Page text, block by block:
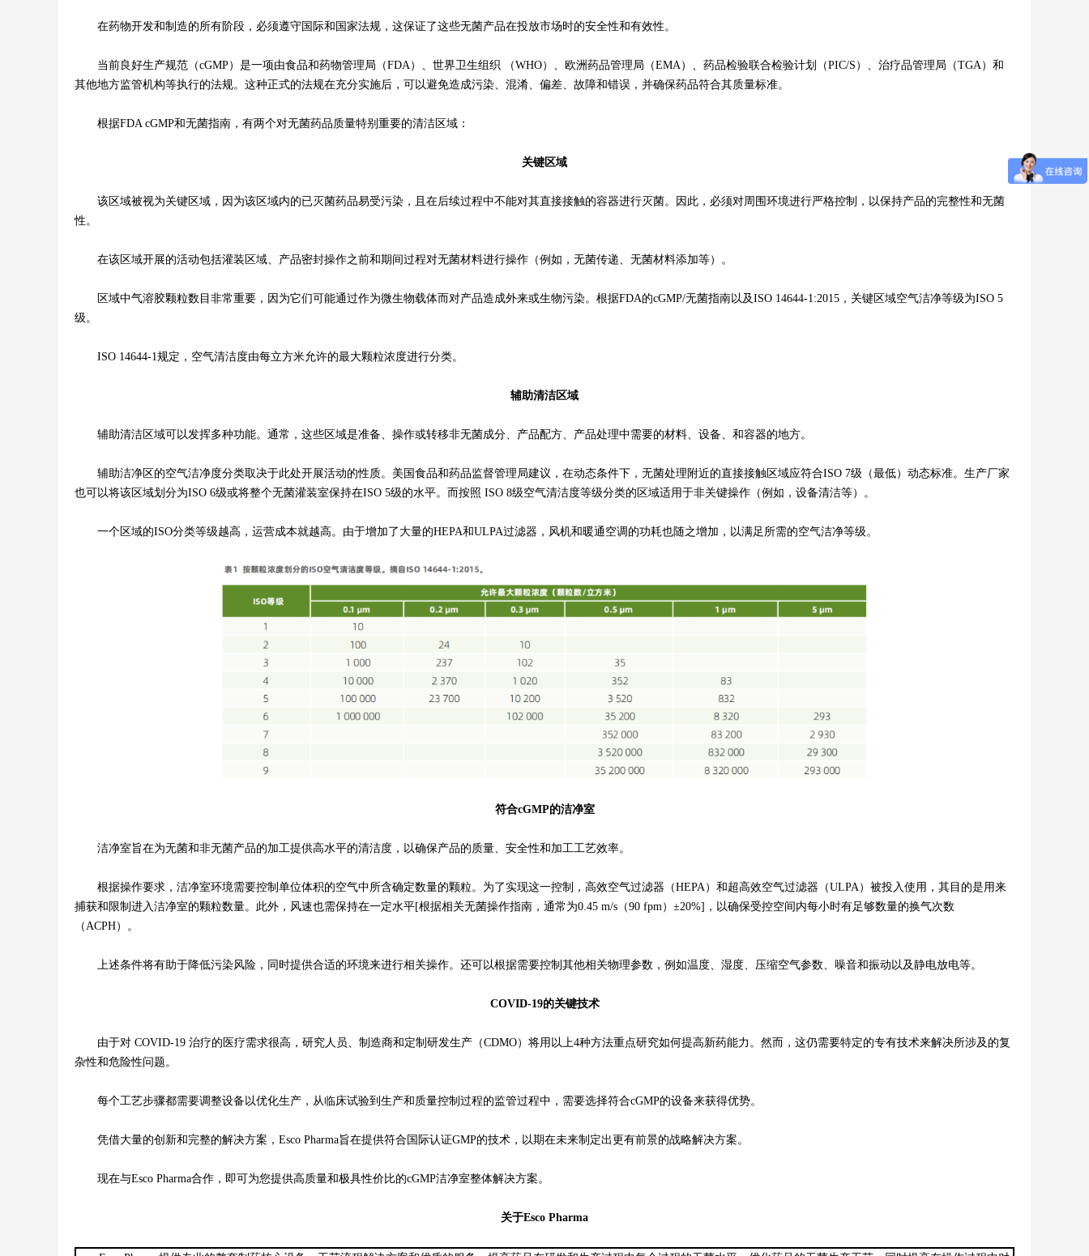
在药物开发和制造的所有阶段，必须遵守国际和国家法规，这保证了这些无菌产品在投放市场时的安全性和有效性。
当前良好生产规范（cGMP）是一项由食品和药物管理局（FDA）、世界卫生组织 （WHO）、欧洲药品管理局（EMA）、药品检验联合检验计划（PIC/S）、治疗品管理局（TGA）和
其他地方监管机构等执行的法规。这种正式的法规在充分实施后，可以避免造成污染、混淆、偏差、故障和错误，并确保药品符合其质量标准。
根据FDA cGMP和无菌指南，有两个对无菌药品质量特别重要的清洁区域：
关键区域
该区域被视为关键区域，因为该区域内的已灭菌药品易受污染，且在后续过程中不能对其直接接触的容器进行灭菌。因此，必须对周围环境进行严格控制，以保持产品的完整性和无菌
性。
在该区域开展的活动包括灌装区域、产品密封操作之前和期间过程对无菌材料进行操作（例如，无菌传递、无菌材料添加等）。
区域中气溶胶颗粒数目非常重要，因为它们可能通过作为微生物载体而对产品造成外来或生物污染。根据FDA的cGMP/无菌指南以及ISO 14644-1:2015，关键区域空气洁净等级为ISO 5
级。
ISO 14644-1规定，空气清洁度由每立方米允许的最大颗粒浓度进行分类。
辅助清洁区域
辅助清洁区域可以发挥多种功能。通常，这些区域是准备、操作或转移非无菌成分、产品配方、产品处理中需要的材料、设备、和容器的地方。
辅助洁净区的空气洁净度分类取决于此处开展活动的性质。美国食品和药品监督管理局建议，在动态条件下，无菌处理附近的直接接触区域应符合ISO 7级（最低）动态标准。生产厂家
也可以将该区域划分为ISO 6级或将整个无菌灌装室保持在ISO 5级的水平。而按照 ISO 8级空气清洁度等级分类的区域适用于非关键操作（例如，设备清洁等）。
一个区域的ISO分类等级越高，运营成本就越高。由于增加了大量的HEPA和ULPA过滤器，风机和暖通空调的功耗也随之增加，以满足所需的空气洁净等级。
符合cGMP的洁净室
洁净室旨在为无菌和非无菌产品的加工提供高水平的清洁度，以确保产品的质量、安全性和加工工艺效率。
根据操作要求，洁净室环境需要控制单位体积的空气中所含确定数量的颗粒。为了实现这一控制，高效空气过滤器（HEPA）和超高效空气过滤器（ULPA）被投入使用，其目的是用来
捕获和限制进入洁净室的颗粒数量。此外，风速也需保持在一定水平[根据相关无菌操作指南，通常为0.45 m/s（90 fpm）±20%]，以确保受控空间内每小时有足够数量的换气次数
（ACPH）。
上述条件将有助于降低污染风险，同时提供合适的环境来进行相关操作。还可以根据需要控制其他相关物理参数，例如温度、湿度、压缩空气参数、噪音和振动以及静电放电等。
COVID-19的关键技术
由于对 COVID-19 治疗的医疗需求很高，研究人员、制造商和定制研发生产（CDMO）将用以上4种方法重点研究如何提高新药能力。然而，这仍需要特定的专有技术来解决所涉及的复
杂性和危险性问题。
每个工艺步骤都需要调整设备以优化生产，从临床试验到生产和质量控制过程的监管过程中，需要选择符合cGMP的设备来获得优势。
凭借大量的创新和完整的解决方案，Esco Pharma旨在提供符合国际认证GMP的技术，以期在未来制定出更有前景的战略解决方案。
现在与Esco Pharma合作，即可为您提供高质量和极具性价比的cGMP洁净室整体解决方案。
关于Esco Pharma